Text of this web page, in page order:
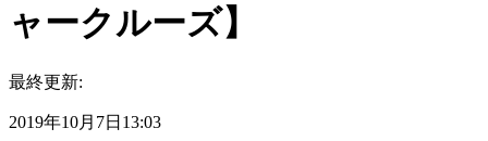
ャークルーズ】
最終更新:
2019年10月7日13:03